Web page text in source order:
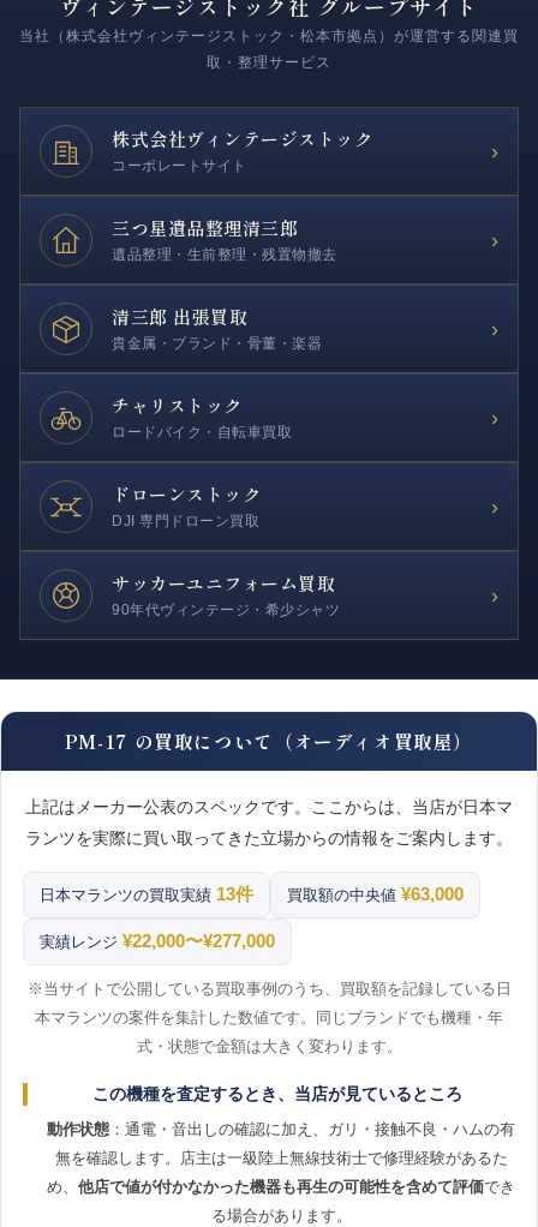
当社（株式会社ヴィンテージストック・松本市拠点）が運営する関連買
取・整理サービス
株式会社ヴィンテージストック
コーポレートサイト
›
三つ星遺品整理清三郎
遺品整理・生前整理・残置物撤去
›
清三郎 出張買取
貴金属・ブランド・骨董・楽器
›
チャリストック
ロードバイク・自転車買取
›
ドローンストック
DJI 専門ドローン買取
›
サッカーユニフォーム買取
90年代ヴィンテージ・希少シャツ
›
PM-17 の買取について（オーディオ買取屋）
上記はメーカー公表のスペックです。ここからは、当店が日本マ
ランツを実際に買い取ってきた立場からの情報をご案内します。
日本マランツの買取実績 13件 買取額の中央値 ¥63,000
実績レンジ ¥22,000〜¥277,000
※当サイトで公開している買取事例のうち、買取額を記録している日
本マランツの案件を集計した数値です。同じブランドでも機種・年
式・状態で金額は大きく変わります。
この機種を査定するとき、当店が見ているところ
動作状態 ：通電・音出しの確認に加え、ガリ・接触不良・ハムの有
無を確認します。店主は一級陸上無線技術士で修理経験があるた
め、 他店で値が付かなかった機器も再生の可能性を含めて評価でき
る場合があります。